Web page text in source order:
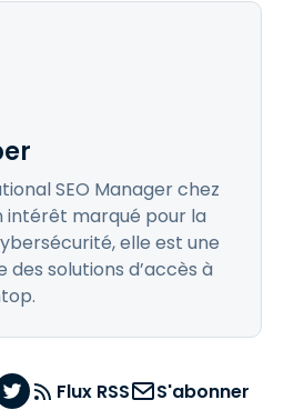
SEO Manager chez
intérêt marqué pour la
elle est une
solutions d’accès à
Flux RSS S'abonner